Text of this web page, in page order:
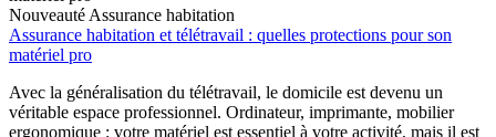
Nouveauté Assurance habitation
Assurance habitation et télétravail : quelles protections pour son
matériel pro
Avec la généralisation du télétravail, le domicile est devenu un
véritable espace professionnel. Ordinateur, imprimante, mobilier
ergonomique : votre matériel est essentiel à votre activité, mais il est